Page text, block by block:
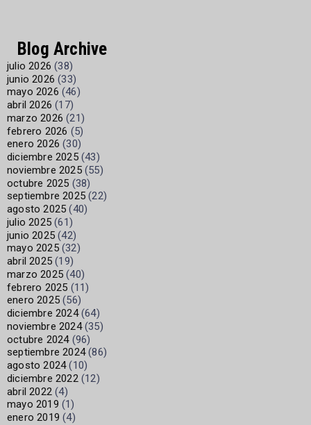
Blog Archive
julio 2026 (38)
junio 2026 (33)
mayo 2026 (46)
abril 2026 (17)
marzo 2026 (21)
febrero 2026 (5)
enero 2026 (30)
diciembre 2025(43)
noviembre 2025(55)
octubre 2025 (38)
septiembre 2025 (22)
agosto 2025 (40)
julio 2025 (61)
junio 2025 (42)
mayo 2025(32)
abril 2025 (19)
marzo 2025 (40)
febrero 2025 (11)
enero 2025 (56)
diciembre 2024(64)
noviembre 2024(35)
octubre 2024(96)
septiembre 2024(86)
agosto 2024(10)
diciembre 2022(12)
abril 2022 (4)
mayo 2019 (1)
enero 2019 (4)